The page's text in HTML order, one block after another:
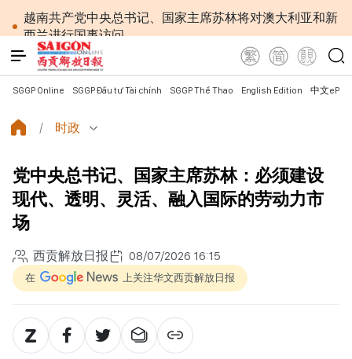
越南共产党中央总书记、国家主席苏林将对澳大利亚和新
西兰进行国事访问
政府总理黎明兴：网络安全必须做到“维护系统”与
“保护人员”紧密结合
越南政府总理黎明兴会见马来西亚国防部长
日益活跃
党中央总书记、国家主席苏林：建设一部科学严谨、
苏林总书记、国家主席会见东盟国家驻河内使节：共
同建设团结、自强的东盟共同体
越南国会常务委员会会议：提交国会审议通过设立广
格局作出贡献
越南第十六届国会第一次非常规会议：主动防范传统
与非传统安全威胁
架构模式相适应的乡级军事指挥部
越南政府总理黎明兴：抓紧完善落实党中央三中全会
SGGP Online SGGP Đầu tư Tài chính SGGP Thể Thao English Edition 中文
时政
党中央总书记、国家主席苏林：必须建设
现代、透明、灵活、融入国际的劳动力市
场
西贡解放日报 08/07/2026 16:15
在 上关注华文西贡解放日报